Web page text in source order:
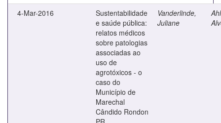
4-Mar-2016
Sustentabilidade
e saúde pública:
relatos médicos
sobre patologias
associadas ao
uso de
agrotóxicos - o
caso do
Município de
Marechal
Cândido Rondon
Vanderlinde,
Juliane